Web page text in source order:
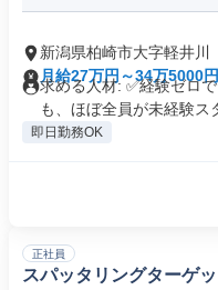
新潟県柏崎市大字軽井川
月給27万円～34万5000円
求める人材: ✅経験ゼロ
も、ほぼ全員が未経験ス
即日勤務OK
正社員
スパッタリングターゲ